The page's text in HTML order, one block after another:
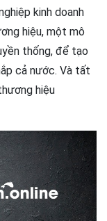
kinh doanh
hiệu, một mô
thống, để tạo
cả nước. Và tất
hiệu